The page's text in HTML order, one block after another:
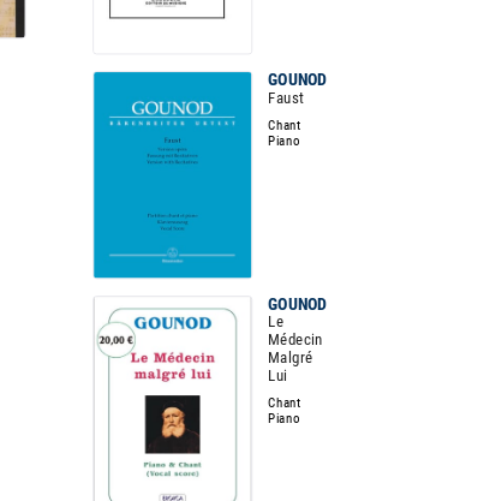
GOUNOD
Faust
Chant
Piano
GOUNOD
Le
Médecin
Malgré
Lui
Chant
Piano